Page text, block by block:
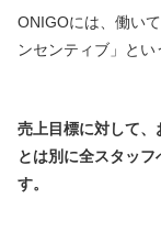
ONIGOには、働い
ンセンティブ」とい
売上目標に対して
とは別に全スタッ
す。